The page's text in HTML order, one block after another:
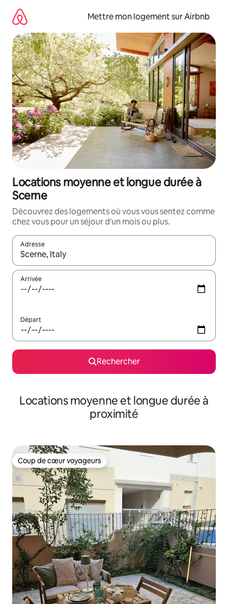
directement
contenu
Mettre mon logement sur Airbnb
Locations moyenne et longue durée à
Scerne
Découvrez des logements où vous vous sentez comme
chez vous pour un séjour d'un mois ou plus.
Adresse
Lorsque les résultats s'affichent, utilisez les flèches vers le
Arrivée
Départ
Rechercher
Locations moyenne et longue durée à
proximité
Coup de cœur voyageurs
Coup de cœur voyageurs